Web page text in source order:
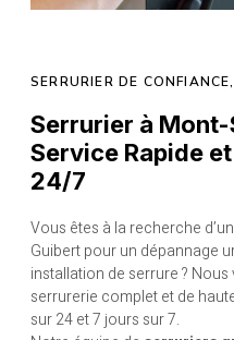
SERRURIER DE
Serrurier à
Service Rapide
24/7
Vous êtes à la recherche
Guibert pour un dépannage
installation de serrure ?
serrurerie complet et de
sur 24 et 7 jours sur 7.